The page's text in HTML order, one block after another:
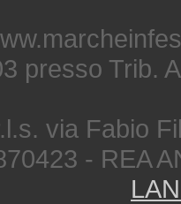
presso Trib.
via Fabio
- REA